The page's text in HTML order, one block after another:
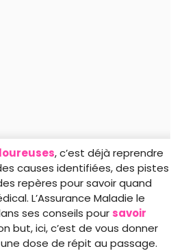
, c’est déjà reprendre
causes identifiées, des pistes
repères pour savoir quand
L’Assurance Maladie le
ses conseils pour savoir
but, ici, c’est de vous donner
dose de répit au passage.